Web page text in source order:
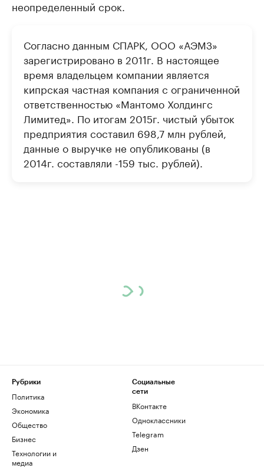
неопределенный срок.
Согласно данным СПАРК, ООО «АЭМЗ»
зарегистрировано в 2011г. В настоящее
время владельцем компании является
кипрская частная компания с ограниченной
ответственностью «Мантомо Холдингс
Лимитед». По итогам 2015г. чистый убыток
предприятия составил 698,7 млн рублей,
данные о выручке не опубликованы (в
2014г. составляли -159 тыс. рублей).
Рубрики
Политика
Экономика
Общество
Бизнес
Технологии и
медиа
Социальные
сети
ВКонтакте
Одноклассники
Telegram
Дзен